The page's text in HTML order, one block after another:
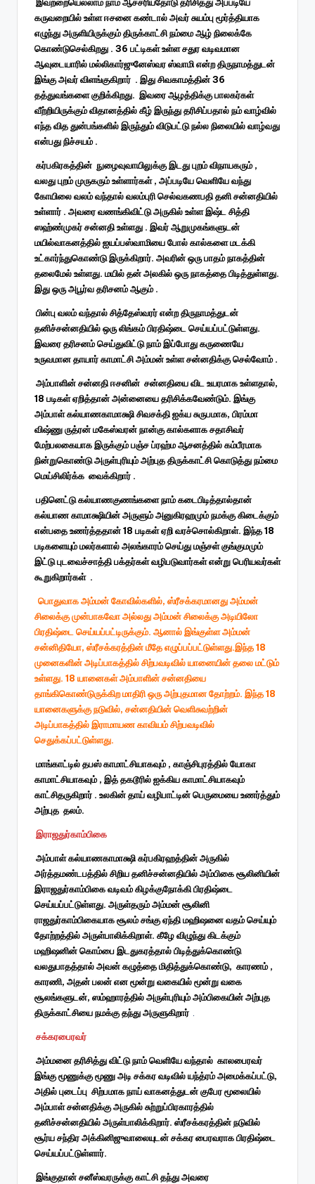
கருவறையில் உள்ள ஈசனை கண்டால் அவர் சுயம்பு மூர்த்தியாக
எழுந்து அருளியிருக்கும் திருக்காட்சி நம்மை ஆழ் நிலைக்கே
கொண்டுசெல்கிறது . 36 பட்டிகள் உள்ள சதுர வடிவமான
ஆவுடையாரில் மல்லிகார்ஜுனேஸ்வர ஸ்வாமி என்ற திருநாமத்துடன்
இங்கு அவர் விளங்குகிறார் . இது சிவகாமத்தின் 36
தத்துவங்களை குறிக்கிறது. இவரை ஆழத்திக்கு பாலகர்கள்
வீற்றியிருக்கும் விதானத்தில் கீழ் இருந்து தரிசிப்பதால் நம் வாழ்வில்
எந்த வித துன்பங்களில் இருந்தும் விடுபட்டு நல்ல நிலையில் வாழ்வது
என்பது நிச்சயம் .
கர்பகிரகத்தின் நுழைவுவாயிலுக்கு இடது புறம் விநாயகரும் ,
வலது புறம் முருகரும் உள்ளார்கள் , அப்படியே வெளியே வந்து
கோயிலை வலம் வந்தால் வலம்புரி செல்வகணபதி தனி சன்னதியில்
உள்ளார் . அவரை வணங்கிவிட்டு அருகில் உள்ள இஷ்ட சித்தி
ஸஹ்ண்முகர் சன்னதி உள்ளது . இவர் ஆறுமுகங்களுடன்
மயில்வாகனத்தில் ஐயப்பஸ்வாமியை போல் கால்களை மடக்கி
உட்கார்ந்துகொண்டு இருக்கிறார். அவரின் ஒரு பாதம் நாகத்தின்
தலைமேல் உள்ளது. மயில் தன் அலகில் ஒரு நாகத்தை பிடித்துள்ளது.
இது ஒரு அபூர்வ தரிசனம் ஆகும் .
பின்பு வலம் வந்தால் சித்தேஸ்வரர் என்ற திருநாமத்துடன்
தனிச்சன்னதியில் ஒரு லிங்கம் பிரதிஷ்டை செய்யப்பட்டுள்ளது.
இவரை தரிசனம் செய்துவிட்டு நாம் இப்போது கருணையே
உருவமான தாயார் காமாட்சி அம்மன் உள்ள சன்னதிக்கு செல்வோம் .
அம்பாளின் சன்னதி ஈசனின் சன்னதியை விட உயரமாக உள்ளதால்,
18 படிகள் ஏறித்தான் அன்னையை தரிசிக்கவேண்டும். இங்கு
அம்பாள் கல்யாணகாமாக்ஷி சிவசக்தி ஐக்ய சுருபமாக, பிரம்மா
விஷ்ணு ருத்ரன் மகேஸ்வரன் நான்கு கால்களாக சதாசிவர்
மேற்பலகையாக இருக்கும் பஞ்ச ப்ரஹ்ம ஆசனத்தில் கம்பீரமாக
நின்றுகொண்டு அருள்புரியும் அற்புத திருக்காட்சி கொடுத்து நம்மை
மெய்சிலிர்க்க வைக்கிறார் .
பதினெட்டு கல்யாணகுணங்களை நாம் கடைபிடித்தால்தான்
கல்யாண காமாக்ஷியின் அருளும் அனுகிரஹமும் நமக்கு கிடைக்கும்
என்பதை உணர்த்ததான் 18 படிகள் ஏறி வரச்சொல்கிறாள். இந்த 18
படிகளையும் மலர்களால் அலங்காரம் செய்து மஞ்சள் குங்குமமும்
இட்டு புடவைச்சாத்தி பக்தர்கள் வழிபடுவார்கள் என்று பெரியவர்கள்
கூறுகிறார்கள் .
பொதுவாக அம்மன் கோவில்களில், ஸ்ரீசக்கரமானது அம்மன்
சிலைக்கு முன்பாகவோ அல்லது அம்மன் சிலைக்கு அடியிலோ
பிரதிஷ்டை செய்யப்பட்டிருக்கும். ஆனால் இங்குள்ள அம்மன்
சன்னிதியோ, ஸ்ரீசக்கரத்தின் மீதே எழுப்பப்பட்டுள்ளது.இந்த 18
முனைகளின் அடிப்பாகத்தில் சிற்பவடிவில் யானையின் தலை மட்டும்
உள்ளது. 18 யானைகள் அம்பாளின் சன்னதியை
தாங்கிகொண்டுருக்கிற மாதிரி ஒரு அற்புதமான தோற்றம். இந்த 18
யானைகளுக்கு நடுவில், சன்னதியின் வெளிசுவற்றின்
அடிப்பாகத்தில் இராமாயண காவியம் சிற்பவடிவில்
செதுக்கப்பட்டுள்ளது.
மாங்காட்டில் தபஸ் காமாட்சியாகவும் , காஞ்சிபுரத்தில் யோகா
காமாட்சியாகவும் , இத் தகடூரில் ஐக்கிய காமாட்சியாகவும்
காட்சிதருகிறார் . உலகின் தாய் வழிபாட்டின் பெருமையை உணர்த்தும்
அற்புத தலம்.
இராஜதுர்காம்பிகை
அம்பாள் கல்யாணகாமாக்ஷி கர்பகிரஹத்தின் அருகில்
அர்த்தமண்டபத்தில் சிறிய தனிச்சன்னதியில் அம்பிகை சூலினியின்
இராஜதுர்காம்பிகை வடிவம் கிழக்குநோக்கி பிரதிஷ்டை
செய்யப்பட்டுள்ளது. அருள்தரும் அம்மன் சூலினி
ராஜதுர்காம்பிகையாக சூலம் சங்கு ஏந்தி மஹிஷனை வதம் செய்யும்
தோற்றத்தில் அருள்பாலிக்கிறாள். கீழே விழுந்து கிடக்கும்
மஹிஷனின் கொம்பை இடதுகரத்தால் பிடித்துக்கொண்டு
வலதுபாதத்தால் அவன் கழுத்தை மிதித்துக்கொண்டு, காரணம் ,
காரணி, அதன் பலன் என மூன்று வகையில் மூன்று வகை
சூலங்களுடன், ஸம்ஹாரத்தில் அருள்புரியும் அம்பிகையின் அற்புத
திருக்காட்சியை நமக்கு தந்து அருளுகிறார்
சக்கரபைரவர்
அம்மனை தரிசித்து விட்டு நாம் வெளியே வந்தால் காலபைரவர்
இங்கு மூணுக்கு மூணு அடி சக்கர வடிவில் யந்த்ரம் அமைக்கப்பட்டு,
அதில் புடைப்பு சிற்பமாக நாய் வாகனத்துடன் குபேர மூலையில்
அம்பாள் சன்னதிக்கு அருகில் சுற்றுப்பிரகாரத்தில்
தனிச்சன்னதியில் அருள்பாலிக்கிறார். ஸ்ரீசக்கரத்தின் நடுவில்
சூர்ய சந்திர அக்கினிஜுவாலையுடன் சக்கர பைரவராக பிரதிஷ்டை
செய்யப்பட்டுள்ளார்.
இங்குதான் சனீஸ்வரருக்கு காட்சி தந்து அவரை